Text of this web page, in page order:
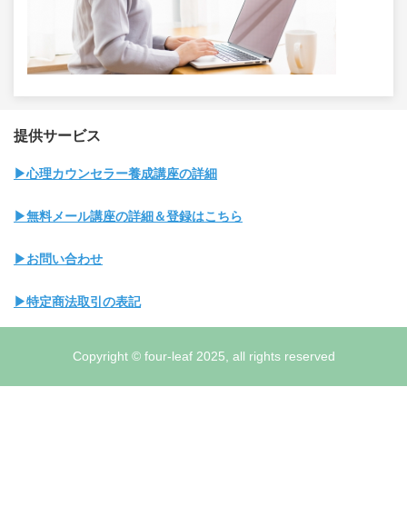
提供サービス
▶心理カウンセラー養成講座の詳細
▶無料メール講座の詳細＆登録はこちら
▶お問い合わせ
▶特定商法取引の表記
Copyright © four-leaf 2025, all rights reserved